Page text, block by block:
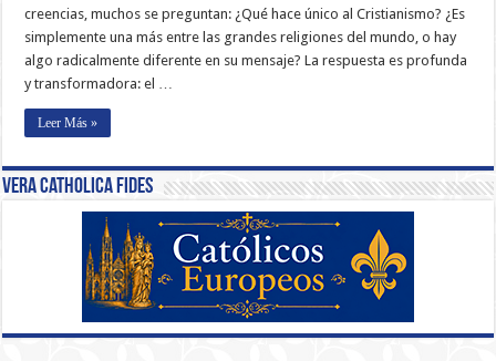
creencias, muchos se preguntan: ¿Qué hace único al Cristianismo? ¿Es
simplemente una más entre las grandes religiones del mundo, o hay
algo radicalmente diferente en su mensaje? La respuesta es profunda
y transformadora: el …
Leer Más »
Vera Catholica Fides